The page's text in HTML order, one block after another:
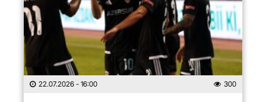
22.07.2026 - 16:00 300